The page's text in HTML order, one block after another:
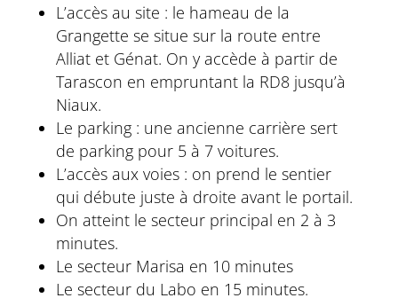
L’accès au site : le hameau de la
Grangette se situe sur la route entre
Alliat et Génat. On y accède à partir de
Tarascon en empruntant la RD8 jusqu’à
Niaux.
Le parking : une ancienne carrière sert
de parking pour 5 à 7 voitures.
L’accès aux voies : on prend le sentier
qui débute juste à droite avant le portail.
On atteint le secteur principal en 2 à 3
minutes.
Le secteur Marisa en 10 minutes
Le secteur du Labo en 15 minutes.